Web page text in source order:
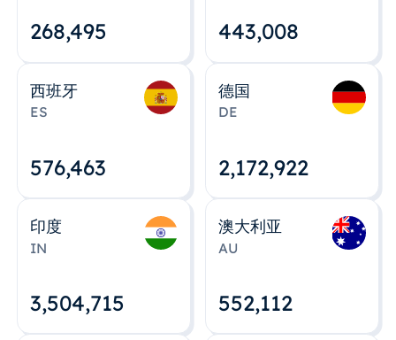
268,495 443,008
西班牙
ES
576,463
德国
DE
2,172,922
印度
IN
3,504,715
澳大利亚
AU
552,112